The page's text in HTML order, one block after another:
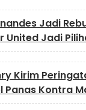
Jadi
United Jadi
Kirim
Panas Kontra